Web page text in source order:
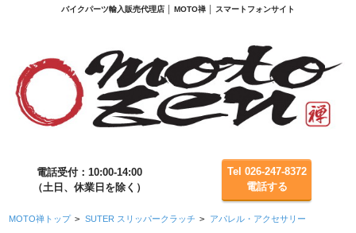
バイクパーツ輸入販売代理店 │ MOTO禅 │ スマートフォンサイト
電話受付：10:00-14:00
（土日、休業日を除く）
Tel 026-247-8372
電話する
MOTO禅トップ > SUTER スリッパークラッチ > アパレル・アクセサリー